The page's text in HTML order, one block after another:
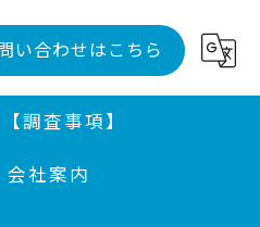
い合わせはこちら
調査事項】
会社案内